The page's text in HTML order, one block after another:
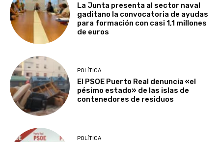
La Junta presenta al sector naval
gaditano la convocatoria de ayudas
para formación con casi 1,1 millones
de euros
POLÍTICA
El PSOE Puerto Real denuncia «el
pésimo estado» de las islas de
contenedores de residuos
POLÍTICA